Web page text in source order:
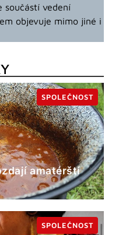
součástí vedení
objevuje mimo jiné i
amatérští
SPOLEČNOST
SPOLEČNOST